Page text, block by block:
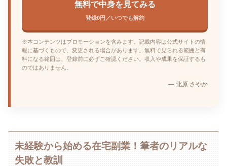
無料で中身を見てみる
登録0円／いつでも解約
※本コンテンツはプロモーションを含みます。記載内容は公式サイトの情
報に基づくもので、変更される場合があります。無料で見られる範囲と有
料になる範囲は、登録前に必ずご確認ください。収入や成果を保証するも
のではありません。
— 北原 さやか
未経験から始める在宅副業！筆者のリアルな
失敗と教訓